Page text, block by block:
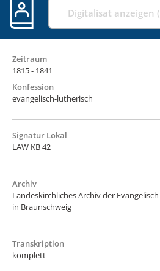
Digitalisat anzeigen
Zeitraum
1815 - 1841
Konfession
evangelisch-lutherisch
Signatur Lokal
LAW KB 42
Archiv
Landeskirchliches Archiv der
in Braunschweig
Transkription
komplett